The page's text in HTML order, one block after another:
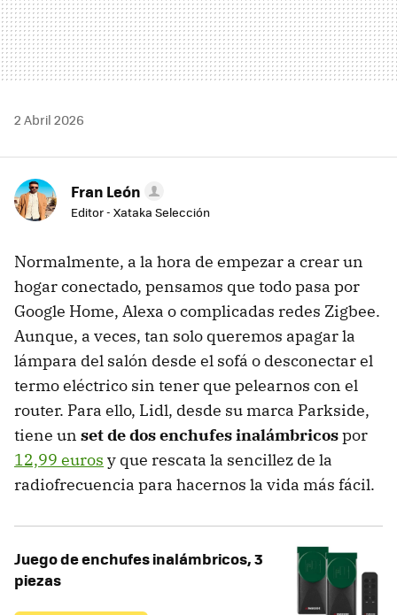
2 Abril 2026
Fran León
Editor - Xataka Selección
Normalmente, a la hora de empezar a crear un
hogar conectado, pensamos que todo pasa por
Google Home, Alexa o complicadas redes Zigbee.
Aunque, a veces, tan solo queremos apagar la
lámpara del salón desde el sofá o desconectar el
termo eléctrico sin tener que pelearnos con el
router. Para ello, Lidl, desde su marca Parkside,
tiene un set de dos enchufes inalámbricospor
12,99 euros y que rescata la sencillez de la
radiofrecuencia para hacernos la vida más fácil.
Juego de enchufes inalámbricos, 3
piezas